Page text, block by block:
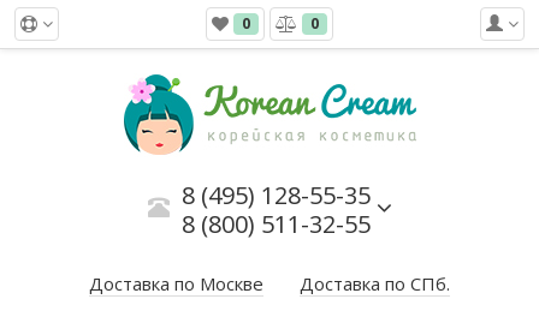
0 0
8 (495) 128-55-35
8 (800) 511-32-55
Доставка по Москве
Доставка по СПб.